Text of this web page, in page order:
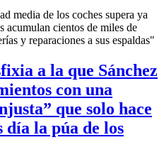
media de los coches supera ya
acumulan cientos de miles de
y reparaciones a sus espaldas"
a la que Sánchez
con una
que solo hace
la púa de los